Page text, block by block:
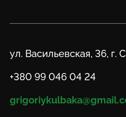
Адрес
ул. Васильевская, 36, г.
Телефон
+380 99 046 04 24
Email